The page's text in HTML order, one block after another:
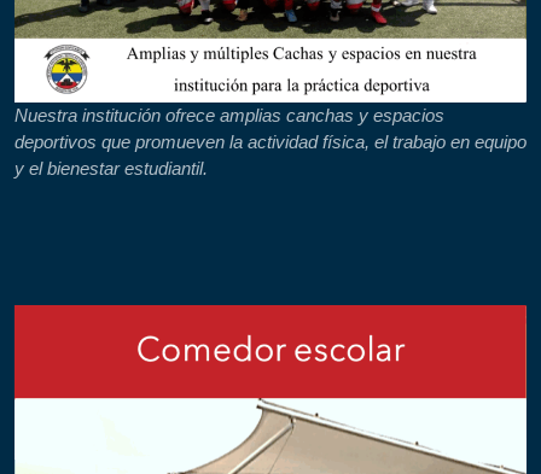
Nuestra institución ofrece amplias canchas y espacios
deportivos que promueven la actividad física, el trabajo en equipo
y el bienestar estudiantil.